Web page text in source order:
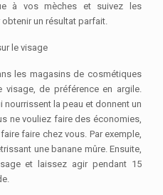
à vos mèches et suivez les
un résultat parfait.
le visage
les magasins de cosmétiques
de préférence en argile.
la peau et donnent un
ne vouliez faire des économies,
faire chez vous. Par exemple,
une banane mûre. Ensuite,
et laissez agir pendant 15